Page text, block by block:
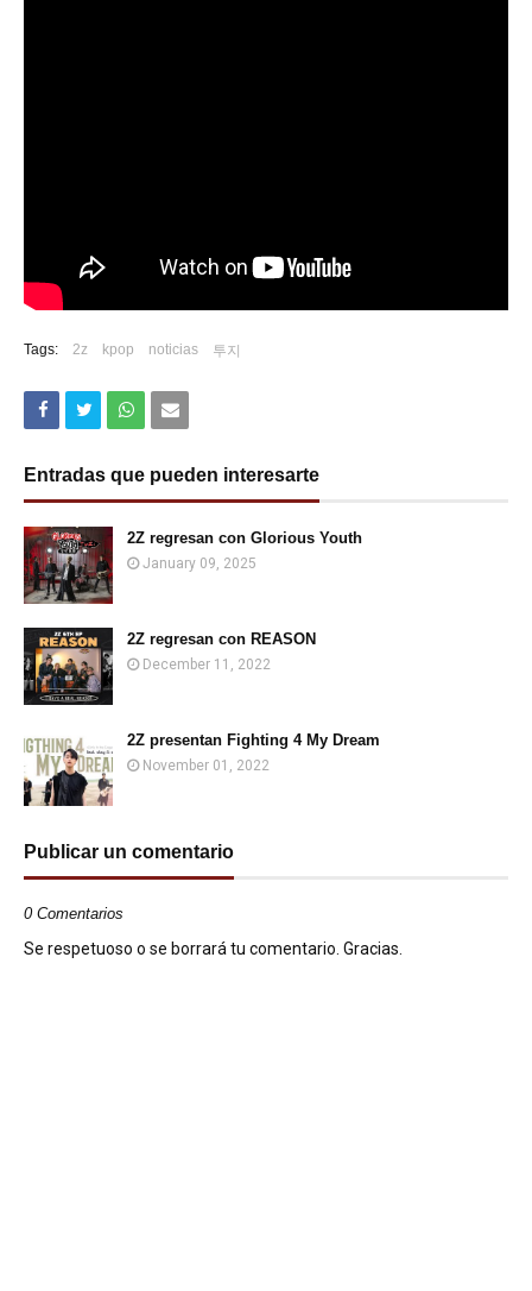
Tags: 2z kpop noticias 투지
Entradas que pueden interesarte
2Z regresan con Glorious Youth
January 09, 2025
2Z regresan con REASON
December 11, 2022
2Z presentan Fighting 4 My Dream
November 01, 2022
Publicar un comentario
0 Comentarios
Se respetuoso o se borrará tu comentario. Gracias.